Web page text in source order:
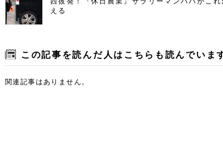
える
この記事を読んだ人はこちらも読んでいま
関連記事はありません。